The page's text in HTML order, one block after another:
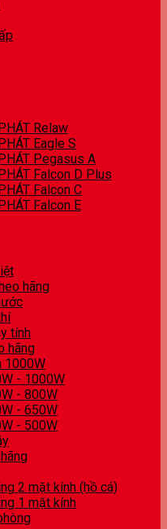
Relaw
Eagle S
Pegasus A
Falcon D Plus
Falcon C
Falcon E
hãng
tính
hãng
1000W
- 1000W
- 800W
- 650W
- 500W
2 mặt kính (hồ cá)
1 mặt kính